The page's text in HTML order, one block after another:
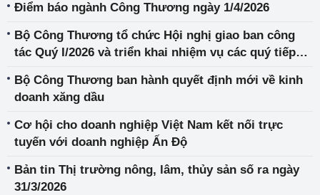
Điểm báo ngành Công Thương ngày 1/4/2026
Bộ Công Thương tổ chức Hội nghị giao ban công
tác Quý I/2026 và triển khai nhiệm vụ các quý tiếp
Bộ Công Thương ban hành quyết định mới về kinh
doanh xăng dầu
Cơ hội cho doanh nghiệp Việt Nam kết nối trực
tuyến với doanh nghiệp Ấn Độ
Bản tin Thị trường nông, lâm, thủy sản số ra ngày
31/3/2026